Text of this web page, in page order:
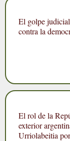
El golpe
contra la
El rol de la
exterior
Urriolabeitia